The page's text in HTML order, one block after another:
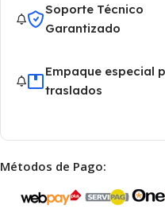
Soporte Técnico
Garantizado
Empaque especial
traslados
Métodos de Pago: